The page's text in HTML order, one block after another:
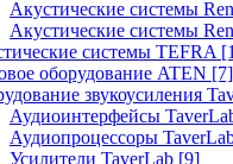
Акустические системы
Акустические системы
системы TEFRA
оборудование ATEN [7]
звукоусиления
Аудиоинтерфейсы
Аудиопроцессоры
Усилители TaverLab [9]